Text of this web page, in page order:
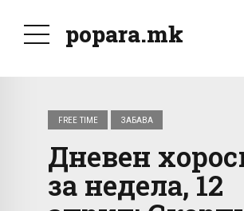
popara.mk
FREE TIME ЗАБАВА
Дневен
за недела, 12